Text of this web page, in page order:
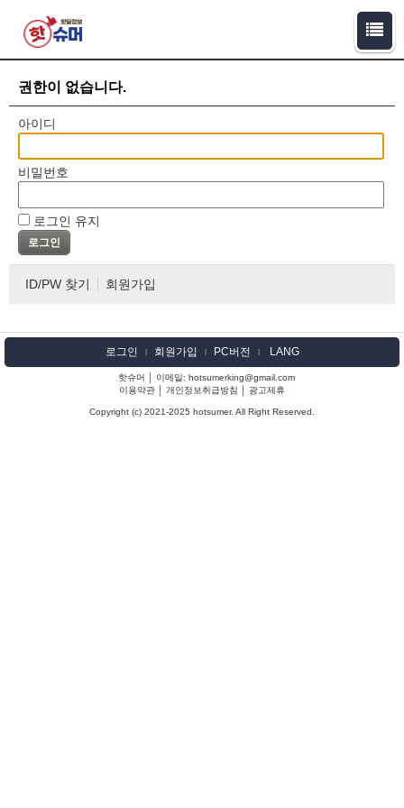
권한이 없습니다.
아이디
비밀번호
로그인 유지
ID/PW 찾기 회원가입
로그인 l 회원가입 l PC버전 l LANG
핫슈머 │ 이메일: hotsumerking@gmail.com
이용약관
개인정보취급방침 광고제휴
Copyright (c) 2021-2025 hotsumer. All Right Reserved.